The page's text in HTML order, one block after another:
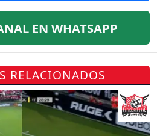
EN WHATSAPP
RELACIONADOS